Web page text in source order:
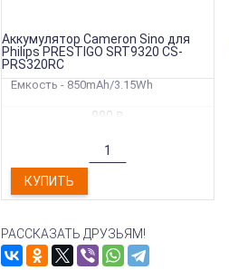
Аккумулятор Cameron Sino для
Philips PRESTIGO SRT9320 CS-
PRS320RC
Емкость - 850mAh/3.15Wh
990 ₽
КУПИТЬ
РАССКАЗАТЬ ДРУЗЬЯМ!